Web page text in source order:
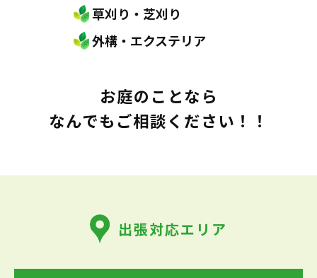
草刈り・芝刈り
外構・エクステリア
お庭のことなら
なんでもご相談ください！！
出張対応エリア